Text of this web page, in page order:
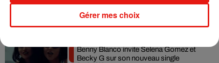
Benny Blanco invite Selena Gomez et
Becky G sur son nouveau single
Gérer mes choix